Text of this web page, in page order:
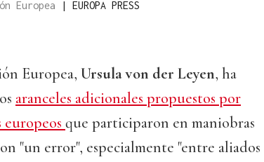
Europea | EUROPA PRESS
Europea, Ursula von der Leyen, ha
aranceles adicionales propuestos por
europeos que participaron en maniobras
"un error", especialmente "entre aliados